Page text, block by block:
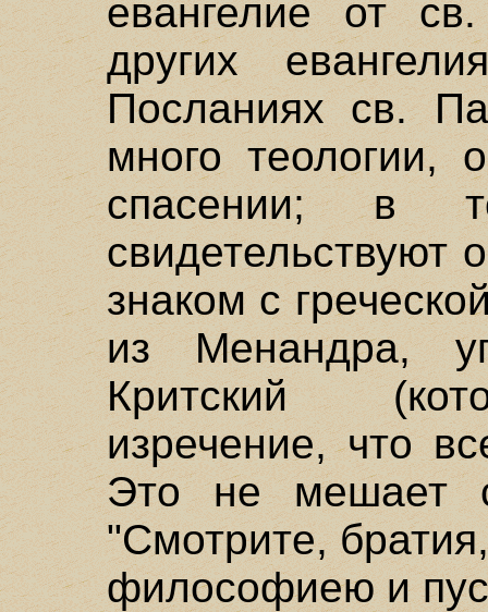
евангелие от
других
Посланиях св.
много теологии,
спасении; в
свидетельствуют
знаком с
из Менандра,
Критский
изречение, что
Это не мешает
"Смотрите,
философиею и